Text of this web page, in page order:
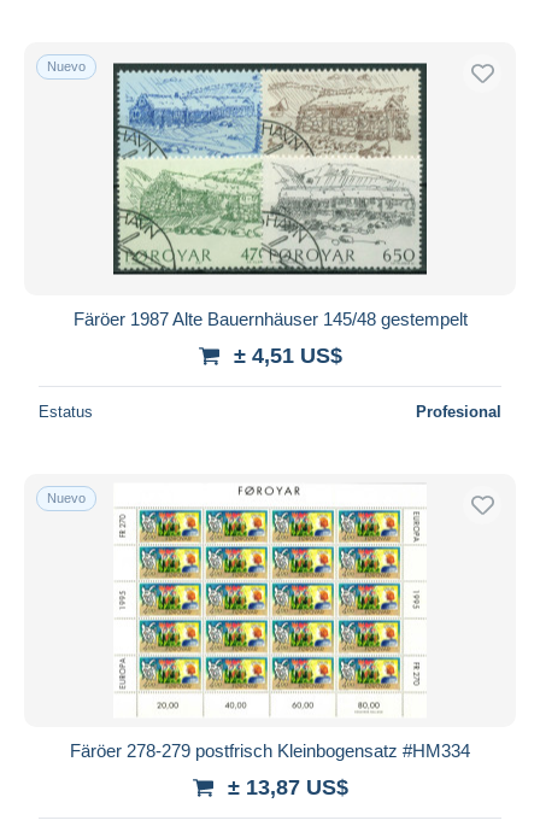
Nuevo
Färöer 1987 Alte Bauernhäuser 145/48 gestempelt
± 4,51 US$
Estatus Profesional
Nuevo
Färöer 278-279 postfrisch Kleinbogensatz #HM334
± 13,87 US$